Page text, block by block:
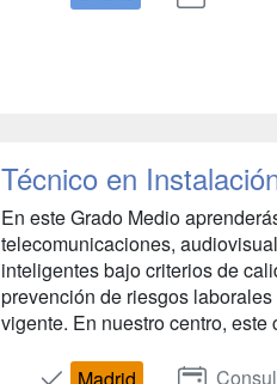
Técnico en
En este Grado Medio
telecomunicaciones,
inteligentes bajo criterios de
prevención de riesgos
vigente. En nuestro centro, este
Madrid